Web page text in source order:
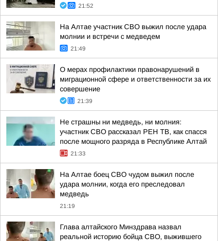
21:52
На Алтае участник СВО выжил после удара
молнии и встречи с медведем
21:49
О мерах профилактики правонарушений в
миграционной сфере и ответственности за их
совершение
21:39
Не страшны ни медведь, ни молния:
участник СВО рассказал РЕН ТВ, как спасся
после мощного разряда в Республике Алтай
21:33
На Алтае боец СВО чудом выжил после
удара молнии, когда его преследовал
медведь
21:19
Глава алтайского Минздрава назвал
реальной историю бойца СВО, выжившего